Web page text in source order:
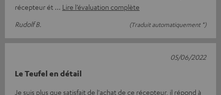
récepteur ét
Lire l’évaluation complète
Rudolf B.
(Traduit automatiquement *)
Le Teufel en détail
Je suis plus que satisfait de l'achat de ce récepteur, il répond à
05/06/2022